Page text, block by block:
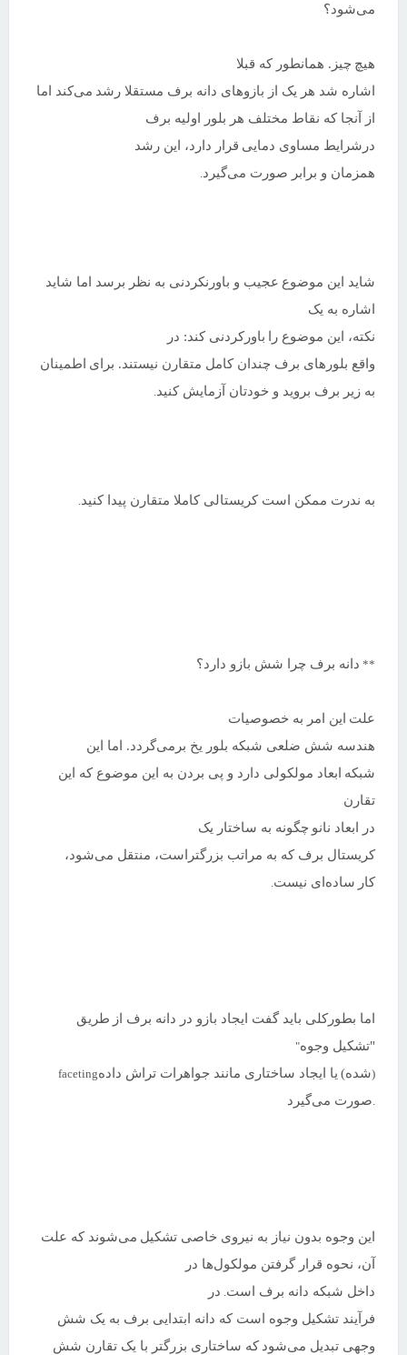
می‌شود؟
هیچ چیز. همانطور که قبلا
اشاره شد هر یک از بازوهای دانه برف مستقلا رشد می‌کند اما
از آنجا که نقاط مختلف هر بلور اولیه برف
درشرایط مساوی دمایی قرار دارد، این رشد
همزمان و برابر صورت می‌گیرد.
شاید این موضوع عجیب و باورنکردنی به نظر برسد اما شاید
اشاره به یک
نکته، این موضوع را
باورکردنی کند: در
واقع بلورهای برف چندان کامل متقارن نیستند. برای اطمینان
به زیر برف بروید و خودتان آزمایش کنید.
به ندرت ممکن است کریستالی کاملا متقارن پیدا کنید.
** دانه برف چرا شش بازو دارد؟
علت این امر به خصوصیات
هندسه شش ضلعی شبکه بلور یخ برمی‌گردد. اما این
شبکه ابعاد مولکولی دارد و پی بردن به این موضوع که این
تقارن
در ابعاد نانو چگونه به ساختار یک
کریستال برف که به مراتب بزرگتراست، منتقل می‌شود،
کار ساده‌ای نیست.
اما بطورکلی باید گفت ایجاد بازو در دانه برف از طریق
"تشکیل وجوه"
(
facetingیا ایجاد ساختاری مانند جواهرات تراش داده شده)
صورت می‌گیرد.
این وجوه بدون نیاز به نیروی خاصی تشکیل می‌شوند که علت
آن، نحوه قرار گرفتن مولکول‌ها در
داخل شبکه دانه برف است. در
فرآیند تشکیل وجوه است که دانه ابتدایی برف به یک شش
وجهی تبدیل می‌شود که ساختاری بزرگتر با یک تقارن شش